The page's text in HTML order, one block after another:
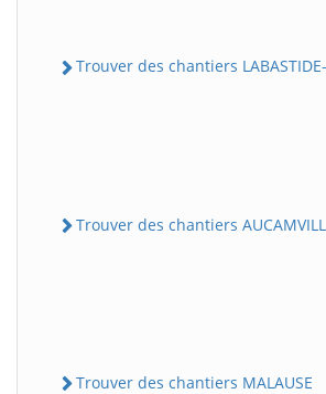
Trouver des chantiers
Trouver des chantiers
Trouver des chantiers MALAUSE